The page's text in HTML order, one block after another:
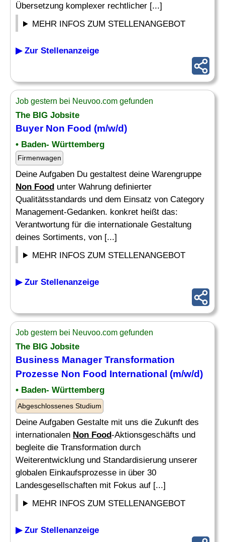
Übersetzung komplexer rechtlicher [...]
MEHR INFOS ZUM STELLENANGEBOT
▶ Zur Stellenanzeige
Job gestern bei Neuvoo.com gefunden
The BIG Jobsite
Buyer Non Food (m/w/d)
• Baden- Württemberg
Firmenwagen
Deine Aufgaben Du gestaltest deine Warengruppe
Non Food unter Wahrung definierter
Qualitätsstandards und dem Einsatz von Category
Management-Gedanken. konkret heißt das:
Verantwortung für die internationale Gestaltung
deines Sortiments, von [...]
MEHR INFOS ZUM STELLENANGEBOT
▶ Zur Stellenanzeige
Job gestern bei Neuvoo.com gefunden
The BIG Jobsite
Business Manager Transformation
Prozesse Non Food International (m/w/d)
• Baden- Württemberg
Abgeschlossenes Studium
Deine Aufgaben Gestalte mit uns die Zukunft des
internationalen Non Food-Aktionsgeschäfts und
begleite die Transformation durch
Weiterentwicklung und Standardisierung unserer
globalen Einkaufsprozesse in über 30
Landesgesellschaften mit Fokus auf [...]
MEHR INFOS ZUM STELLENANGEBOT
▶ Zur Stellenanzeige